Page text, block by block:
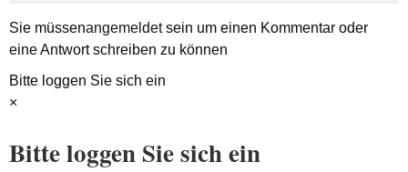
Sie müssenangemeldetsein um einen Kommentar oder
eine Antwort schreiben zu können
Bitte loggen Sie sich ein
×
Bitte loggen Sie sich ein